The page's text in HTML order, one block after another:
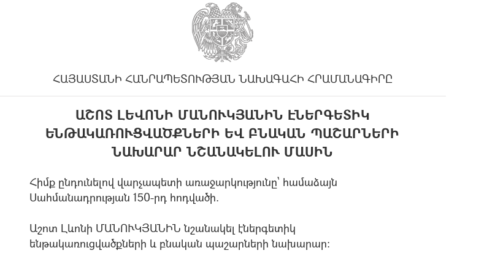
ՀԱՅԱՍՏԱՆԻ ՀԱՆՐԱՊԵՏՈՒԹՅԱՆ ՆԱԽԱԳԱՀԻ ՀՐԱՄԱՆԱԳԻՐԸ
ԱՇՈՏ ԼԵՎՈՆԻ ՄԱՆՈՒԿՅԱՆԻՆ ԷՆԵՐԳԵՏԻԿ
ԵՆԹԱԿԱՌՈՒՑՎԱԾՔՆԵՐԻ ԵՎ ԲՆԱԿԱՆ ՊԱՇԱՐՆԵՐԻ
ՆԱԽԱՐԱՐ ՆՇԱՆԱԿԵԼՈՒ ՄԱՍԻՆ
Հիմք ընդունելով վարչապետի առաջարկությունը` համաձայն
Սահմանադրության 150-րդ հոդվածի.
Աշոտ Լևոնի ՄԱՆՈՒԿՅԱՆԻՆ նշանակել էներգետիկ
ենթակառուցվածքների և բնական պաշարների նախարար: